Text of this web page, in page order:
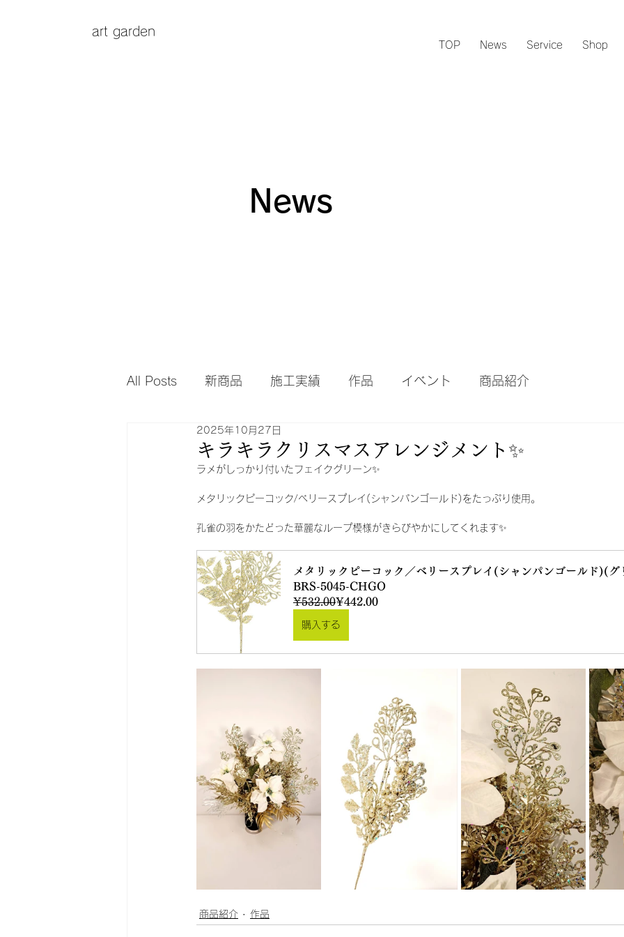
art garden
TOP News Service Shop
News
All Posts 新商品 施工実績 作品 イベント 商品紹介
キラキラクリスマスアレンジメント✨
2025年10月27日
ラメがしっかり付いたフェイクグリーン✨
メタリックピーコック/ベリースプレイ(シャンパンゴールド)をたっぷり使用。
孔雀の羽をかたどった華麗なループ模様がきらびやかにしてくれます✨
メタリックピーコック／ベリースプレイ(シャンパンゴールド)(
BRS-5045-CHGO
¥532.00¥442.00
購入する
商品紹介 作品